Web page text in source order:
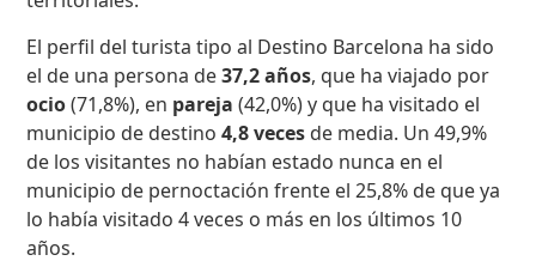
El perfil del turista tipo al Destino Barcelona ha sido
el de una persona de37,2 años, que ha viajado por
ocio(71,8%), en pareja (42,0%) y que ha visitado el
municipio de destino4,8 veces de media. Un 49,9%
de los visitantes no habían estado nunca en el
municipio de pernoctación frente el 25,8% de que ya
lo había visitado 4 veces o más en los últimos 10
años.